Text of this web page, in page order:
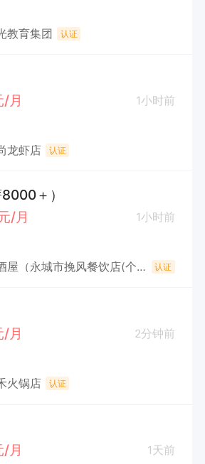
教育集团 认证
月
1小时前
龙虾店 认证
＋）
/月
1小时前
挽风深夜食堂居酒屋（永城市挽风餐饮店(个体工商户) 认证
月
2分钟前
火锅店 认证
月
1天前